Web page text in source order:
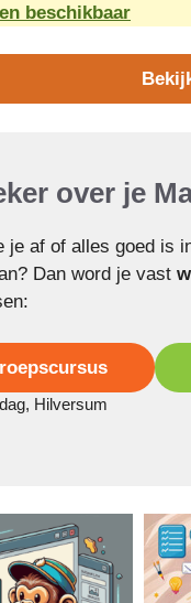
beschikbaar
over je
je af of alles goed is
Dan word je vast
Hilversum